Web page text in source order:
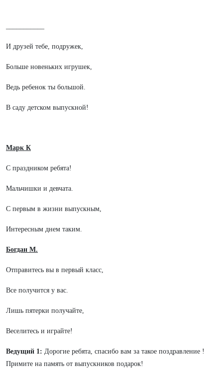
И друзей тебе, подружек,
Больше новеньких игрушек,
Ведь ребенок ты большой.
В саду детском выпускной!
Марк К
С праздником ребята!
Мальчишки и девчата.
С первым в жизни выпускным,
Интересным днем таким.
Богдан М.
Отправитесь вы в первый класс,
Все получится у вас.
Лишь пятерки получайте,
Веселитесь и играйте!
Ведущий 1: Дорогие ребята, спасибо вам за такое поздравление !
Примите на память от выпускников подарок!